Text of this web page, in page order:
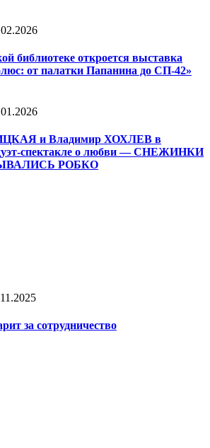
библиотеке откроется выставка
от палатки Папанина до СП-42»
и Владимир ХОХЛЕВ в
спектакле о любви — СНЕЖИНКИ
РОБКО
за сотрудничество